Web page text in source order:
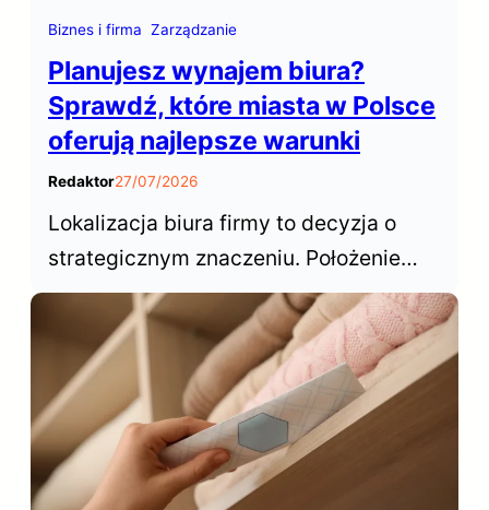
Biznes i firma Zarządzanie
Planujesz wynajem biura?
Sprawdź, które miasta w Polsce
oferują najlepsze warunki
Redaktor27/07/2026
Lokalizacja biura firmy to decyzja o
strategicznym znaczeniu. Położenie
biura decyduje o dostępie do talentów,
wpływa na koszty operacyjne,
samopoczucie zespołu… Gdzie więc w
Polsce wynająć biuro?